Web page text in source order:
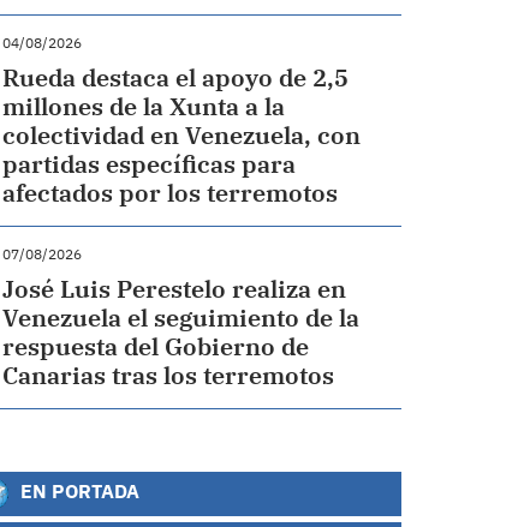
04/08/2026
Rueda destaca el apoyo de 2,5
millones de la Xunta a la
colectividad en Venezuela, con
partidas específicas para
afectados por los terremotos
07/08/2026
José Luis Perestelo realiza en
Venezuela el seguimiento de la
respuesta del Gobierno de
Canarias tras los terremotos
EN PORTADA